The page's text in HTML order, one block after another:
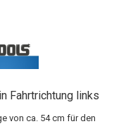
Fahrtrichtung links
von ca. 54 cm für den